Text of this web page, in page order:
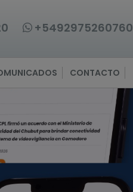
+5492975260760
CONTACTO